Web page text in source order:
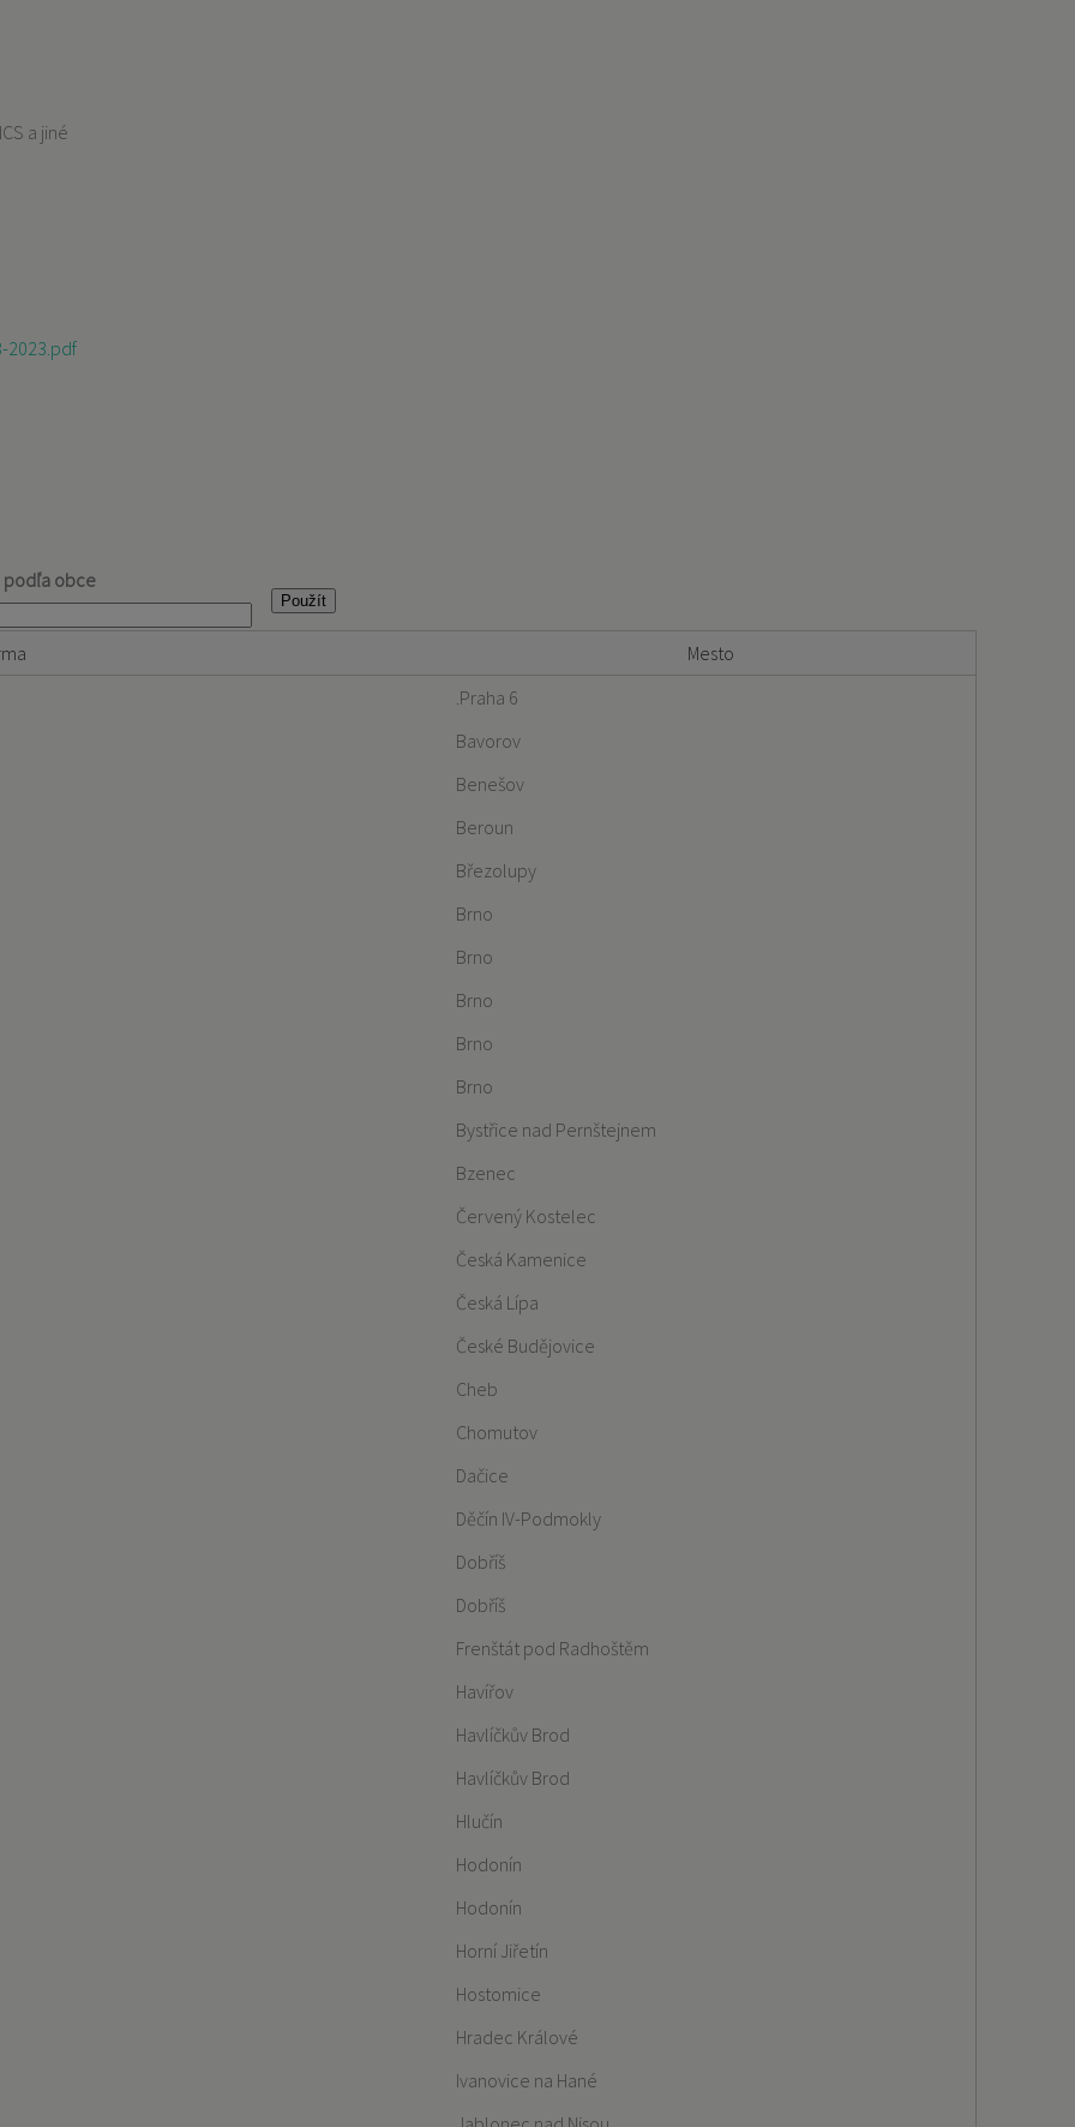
a jiné
2023.pdf
podľa obce
Mesto
.Praha 6
Bavorov
Benešov
Beroun
Březolupy
Brno
Brno
Brno
Brno
Brno
Bystřice nad Pernštejnem
Bzenec
Červený Kostelec
Česká Kamenice
Česká Lípa
České Budějovice
Cheb
Chomutov
Dačice
Děčín IV-Podmokly
Dobříš
Dobříš
Frenštát pod Radhoštěm
Havířov
Havlíčkův Brod
Havlíčkův Brod
Hlučín
Hodonín
Hodonín
Horní Jiřetín
Hostomice
Hradec Králové
Ivanovice na Hané